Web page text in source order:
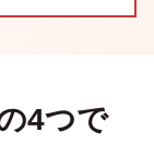
4つで